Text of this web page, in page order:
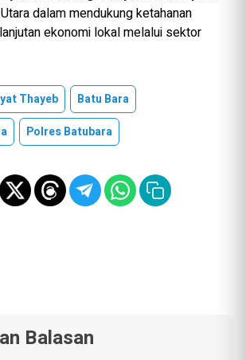
dalam mendukung ketahanan
ekonomi lokal melalui sektor
Thayeb
Batu Bara
Polres Batubara
Balasan